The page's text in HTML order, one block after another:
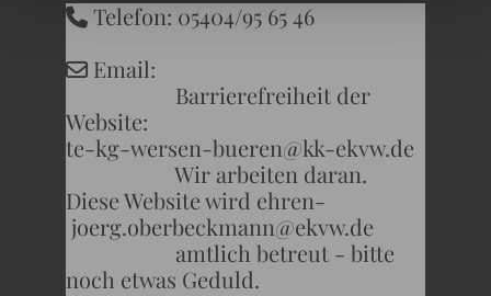
 Telefon: 05404/95 65 46
 Email:
Barrierefreiheit der
Website:
te-kg-wersen-bueren@kk-ekvw.de
Wir arbeiten daran.
Diese Website wird ehren-
joerg.oberbeckmann@ekvw.de
amtlich betreut - bitte
noch etwas Geduld.